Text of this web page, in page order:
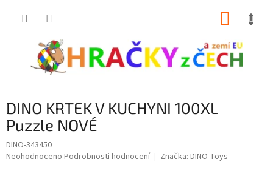
DINO KRTEK V KUCHYNI 100XL
Puzzle NOVÉ
DINO-343450
Průměrné
Neohodnoceno Podrobnosti hodnocení Značka: DINO Toys